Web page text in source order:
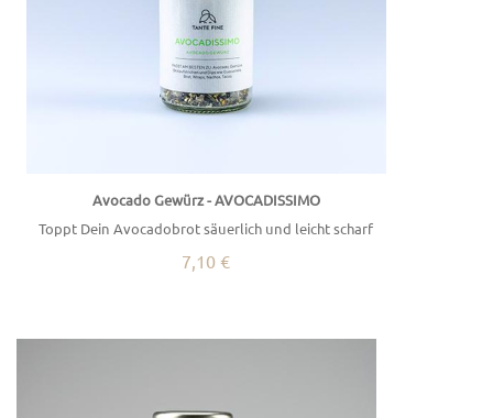
Avocado Gewürz - AVOCADISSIMO
Toppt Dein Avocadobrot säuerlich und leicht scharf
7,10 €